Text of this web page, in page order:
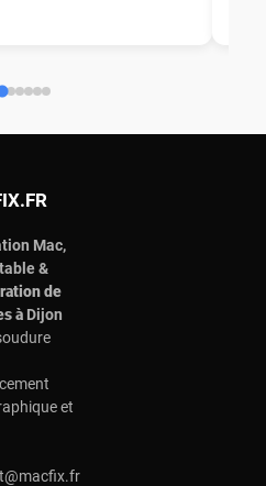
Mac,
&
de
àDijon
et